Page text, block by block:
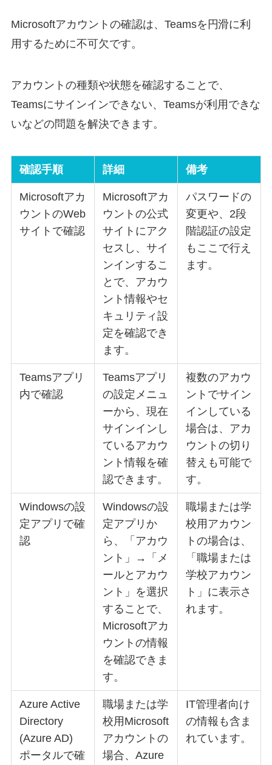
Microsoftアカウントの確認は、Teamsを円滑に利
用するために不可欠です。
アカウントの種類や状態を確認することで、
Teamsにサインインできない、Teamsが利用できな
いなどの問題を解決できます。
確認手順 詳細 備考
Microsoftアカ
ウントのWeb
サイトで確認
Microsoftアカ
ウントの公式
サイトにアク
セスし、サイ
ンインするこ
とで、アカウ
ント情報やセ
キュリティ設
定を確認でき
ます。
パスワードの
変更や、2段
階認証の設定
もここで行え
ます。
Teamsアプリ
内で確認
Teamsアプリ
の設定メニュ
ーから、現在
サインインし
ているアカウ
ント情報を確
認できます。
複数のアカウ
ントでサイン
インしている
場合は、アカ
ウントの切り
替えも可能で
す。
Windowsの設
定アプリで確
認
Windowsの設
定アプリか
ら、「アカウ
ント」→「メ
ールとアカウ
ント」を選択
することで、
Microsoftアカ
ウントの情報
を確認できま
す。
職場または学
校用アカウン
トの場合は、
「職場または
学校アカウン
ト」に表示さ
れます。
Azure Active
Directory
(Azure AD)
ポータルで確
職場または学
校用Microsoft
アカウントの
場合、Azure
IT管理者向け
の情報も含ま
れています。